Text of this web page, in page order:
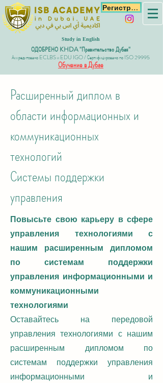
Регистрация
Study in English
ОДОБРЕНО KHDA "Правительство Дубая"
Аккредитовано ECLBS и EDU IGO / Сертифицировано по ISO 29995
Обучение в Дубае
Расширенный диплом в
области информационных и
коммуникационных
технологий
Системы поддержки
управления
Повысьте свою карьеру в сфере
управления технологиями с
нашим расширенным дипломом
по системам поддержки
управления информационными и
коммуникационными
технологиями
Оставайтесь на передовой
управления технологиями с нашим
расширенным дипломом по
системам поддержки управления
информационными и